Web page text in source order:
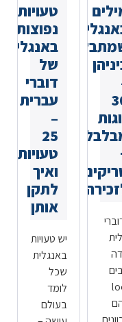
טעויות
נפוצות
באנגלית
של
דוברי
עברית
–
25
טעויות
ואיך
לתקן
אותן
יש טעויות
באנגלית
שכל
לומד
בעולם